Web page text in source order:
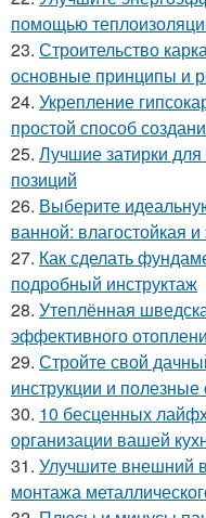
помощью
23. Строительство
основные принципы и
24. Укрепление
простой способ
25. Лучшие затирки
позиций
26. Выберите
ванной: влагостойкая и
27. Как сделать
подробный инструктаж
28. Утеплённая
эффективного
29. Стройте свой
инструкции и полезные
30. 10 бесценных
организации вашей
31. Улучшите внешний
монтажа